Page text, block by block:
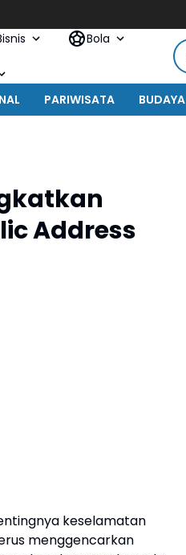
Bola
PARIWISATA BUDAYA
Address
keselamatan
menggencarkan